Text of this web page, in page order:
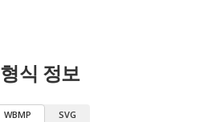
형식 정보
WBMP SVG